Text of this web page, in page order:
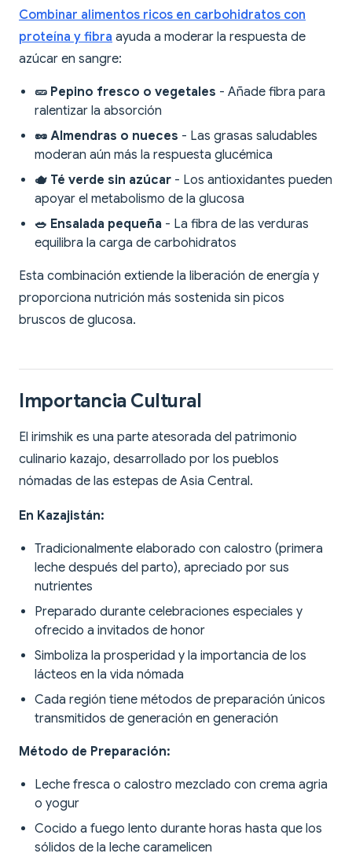
Combinar alimentos ricos en carbohidratos con
proteína y fibra ayuda a moderar la respuesta de
azúcar en sangre:
🥒 Pepino fresco o vegetales - Añade fibra para
ralentizar la absorción
🥜 Almendras o nueces - Las grasas saludables
moderan aún más la respuesta glucémica
🫖 Té verde sin azúcar - Los antioxidantes pueden
apoyar el metabolismo de la glucosa
🥗 Ensalada pequeña - La fibra de las verduras
equilibra la carga de carbohidratos
Esta combinación extiende la liberación de energía y
proporciona nutrición más sostenida sin picos
bruscos de glucosa.
Importancia Cultural
El irimshik es una parte atesorada del patrimonio
culinario kazajo, desarrollado por los pueblos
nómadas de las estepas de Asia Central.
En Kazajistán:
Tradicionalmente elaborado con calostro (primera
leche después del parto), apreciado por sus
nutrientes
Preparado durante celebraciones especiales y
ofrecido a invitados de honor
Simboliza la prosperidad y la importancia de los
lácteos en la vida nómada
Cada región tiene métodos de preparación únicos
transmitidos de generación en generación
Método de Preparación:
Leche fresca o calostro mezclado con crema agria
o yogur
Cocido a fuego lento durante horas hasta que los
sólidos de la leche caramelicen